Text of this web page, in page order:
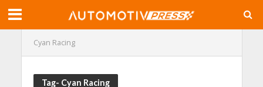
Cyan Racing
Tag- Cyan Racing